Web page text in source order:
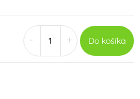
+ Do košíka